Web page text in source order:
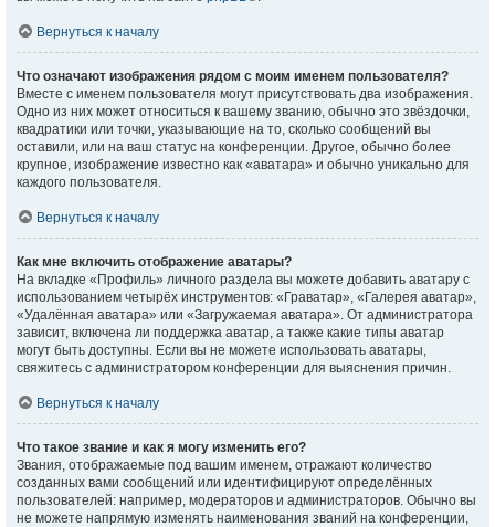
Вернуться к началу
Что означают изображения рядом с моим именем пользователя?
Вместе с именем пользователя могут присутствовать два изображения.
Одно из них может относиться к вашему званию, обычно это звёздочки,
квадратики или точки, указывающие на то, сколько сообщений вы
оставили, или на ваш статус на конференции. Другое, обычно более
крупное, изображение известно как «аватара» и обычно уникально для
каждого пользователя.
Вернуться к началу
Как мне включить отображение аватары?
На вкладке «Профиль» личного раздела вы можете добавить аватару с
использованием четырёх инструментов: «Граватар», «Галерея аватар»,
«Удалённая аватара» или «Загружаемая аватара». От администратора
зависит, включена ли поддержка аватар, а также какие типы аватар
могут быть доступны. Если вы не можете использовать аватары,
свяжитесь с администратором конференции для выяснения причин.
Вернуться к началу
Что такое звание и как я могу изменить его?
Звания, отображаемые под вашим именем, отражают количество
созданных вами сообщений или идентифицируют определённых
пользователей: например, модераторов и администраторов. Обычно вы
не можете напрямую изменять наименования званий на конференции,